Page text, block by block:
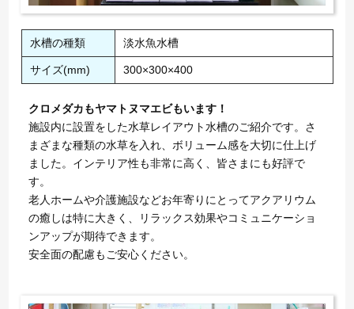
水槽の種類 淡水魚水槽
サイズ(mm) 300×300×400
クロメダカもヤマトヌマエビもいます！
施設内に設置をした水草レイアウト水槽のご紹介です。さ
まざまな種類の水草を入れ、ボリューム感を大切に仕上げ
ました。インテリア性も非常に高く、皆さまにも好評で
す。
老人ホームや介護施設などお年寄りにとってアクアリウム
の癒しは特に大きく、リラックス効果やコミュニケーショ
ンアップが期待できます。
安全面の配慮もご安心ください。